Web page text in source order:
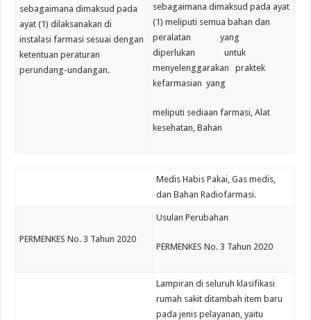
sebagaimana dimaksud pada
ayat (1) dilaksanakan di
instalasi farmasi sesuai dengan
ketentuan peraturan
perundang-undangan.
sebagaimana dimaksud pada ayat
(1) meliputi semua bahan dan
peralatan yang
diperlukan untuk
menyelenggarakan praktek
kefarmasian yang
meliputi sediaan farmasi, Alat
kesehatan, Bahan
Medis Habis Pakai, Gas medis,
dan Bahan Radiofarmasi.
PERMENKES No. 3 Tahun 2020
Usulan Perubahan
PERMENKES No. 3 Tahun 2020
Lampiran di seluruh klasifikasi
rumah sakit ditambah item baru
pada jenis pelayanan, yaitu